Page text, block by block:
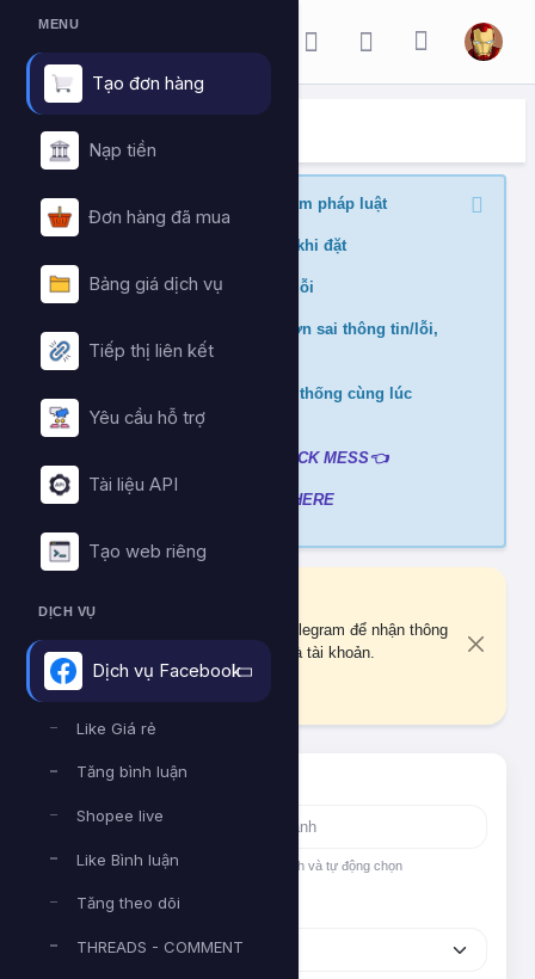
MENU
Tạo đơn hàng
Nạp tiền
Đơn hàng đã mua
Bảng giá dịch vụ
Tiếp thị liên kết
Yêu cầu hỗ trợ
Tài liệu API
Tạo web riêng
DỊCH VỤ
Dịch vụ Facebook
Like Giá rẻ
Tăng bình luận
Shopee live
Like Bình luận
Tăng theo dõi
THREADS - COMMENT
ĐẶT HÀNG DỊCH VỤ
Trang chủ Đặt hàng dịch vụ
Nghiêm cấm buff nội dung vi phạm pháp luật
Kiểm tra min/max quantity trước khi đặt
Đảm bảo link chính xác để tránh lỗi
Không hỗ trợ và hoàn tiền nếu đơn sai thông tin/lỗi,
cài đè đơn
Không xử lý nếu mua ở nhiều hệ thống cùng lúc
tránh hao hụt số dư
CLICK MESS👈
Xem video hướng dẫn CLICK HERE
Bạn chưa liên kết tài khoản Telegram để nhận thông
báo quan trọng về đơn hàng và tài khoản.
Tìm nhanh dịch vụ
Nhập tên hoặc ID dịch vụ để tìm kiếm nhanh và tự động chọn
Nền tảng